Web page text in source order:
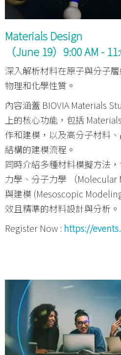
Materials Design
（June 19）9:00 AM -
深入解析材料在原子與分子
物理和化學性質。
內容涵蓋 BIOVIA Materials
上的核心功能，包括
作和建模，以及高分子材料
結構的建模流程。
同時介紹多種材料模擬方法
力學、分子力學 （Molecular
與建模 (Mesoscopic
效且精準的材料設計與分析。
Register Now : https://